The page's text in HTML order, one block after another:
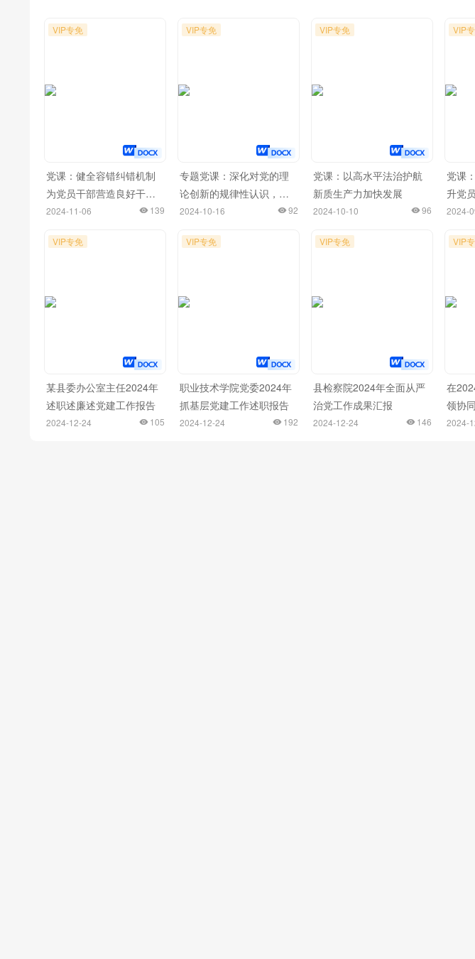
VIP专免
党课：健全容错纠错机制
为党员干部营造良好干事
创业环境
2024-11-06 139
VIP专免
专题党课：深化对党的理
论创新的规律性认识，在
新时代新征程上取得更为
2024-10-16 92
VIP专免
党课：以高水平法治护航
新质生产力加快发展
2024-10-10 96
VIP
党课
升党
力
2024-
VIP专免
某县委办公室主任2024年
述职述廉述党建工作报告
2024-12-24 105
VIP专免
职业技术学院党委2024年
抓基层党建工作述职报告
2024-12-24 192
VIP专免
县检察院2024年全面从严
治党工作成果汇报
2024-12-24 146
VIP
在
领协
的汇
2024-